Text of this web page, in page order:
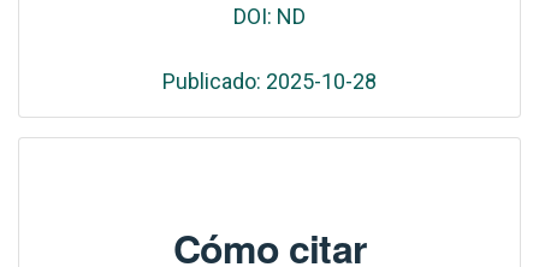
DOI: ND
Publicado: 2025-10-28
Cómo citar